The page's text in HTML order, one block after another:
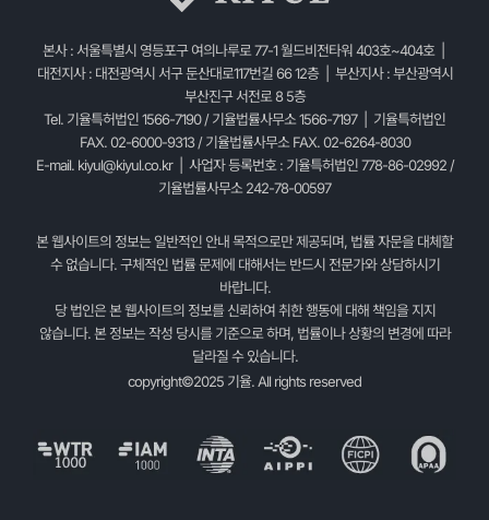
본사 : 서울특별시 영등포구 여의나루로 77-1 월드비전타워 403호~404호 |
대전지사 : 대전광역시 서구 둔산대로117번길 66 12층 | 부산지사 : 부산광역시
부산진구 서전로 8 5층
Tel. 기율특허법인 1566-7190 / 기율법률사무소 1566-7197 | 기율특허법인
FAX. 02-6000-9313 / 기율법률사무소 FAX. 02-6264-8030
E-mail. kiyul@kiyul.co.kr| 사업자 등록번호 : 기율특허법인 778-86-02992 /
기율법률사무소 242-78-00597
본 웹사이트의 정보는 일반적인 안내 목적으로만 제공되며, 법률 자문을 대체할
수 없습니다. 구체적인 법률 문제에 대해서는 반드시 전문가와 상담하시기
바랍니다.
당 법인은 본 웹사이트의 정보를 신뢰하여 취한 행동에 대해 책임을 지지
않습니다. 본 정보는 작성 당시를 기준으로 하며, 법률이나 상황의 변경에 따라
달라질 수 있습니다.
copyright©2025 기율. All rights reserved